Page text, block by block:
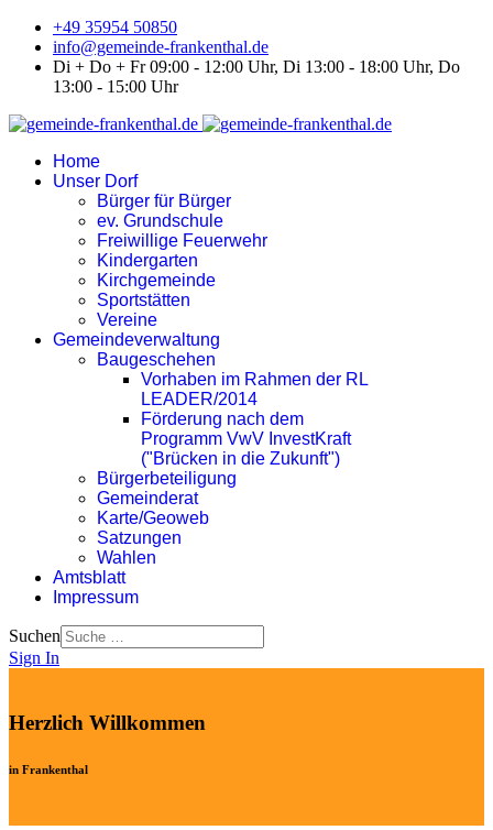
+49 35954 50850
info@gemeinde-frankenthal.de
Di + Do + Fr 09:00 - 12:00 Uhr, Di 13:00 - 18:00 Uhr, Do
13:00 - 15:00 Uhr
Home
Unser Dorf
Bürger für Bürger
ev. Grundschule
Freiwillige Feuerwehr
Kindergarten
Kirchgemeinde
Sportstätten
Vereine
Gemeindeverwaltung
Baugeschehen
Vorhaben im Rahmen der RL
LEADER/2014
Förderung nach dem
Programm VwV InvestKraft
("Brücken in die Zukunft")
Bürgerbeteiligung
Gemeinderat
Karte/Geoweb
Satzungen
Wahlen
Amtsblatt
Impressum
Suchen
Sign In
Herzlich Willkommen
in Frankenthal